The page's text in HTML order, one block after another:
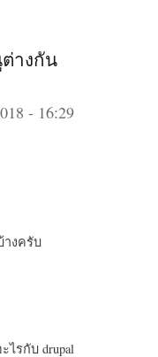
างกัน
- 16:29
างครับ
ไรกับ drupal